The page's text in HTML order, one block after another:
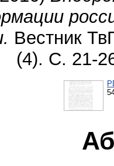
Вестник
(4). С. 21-